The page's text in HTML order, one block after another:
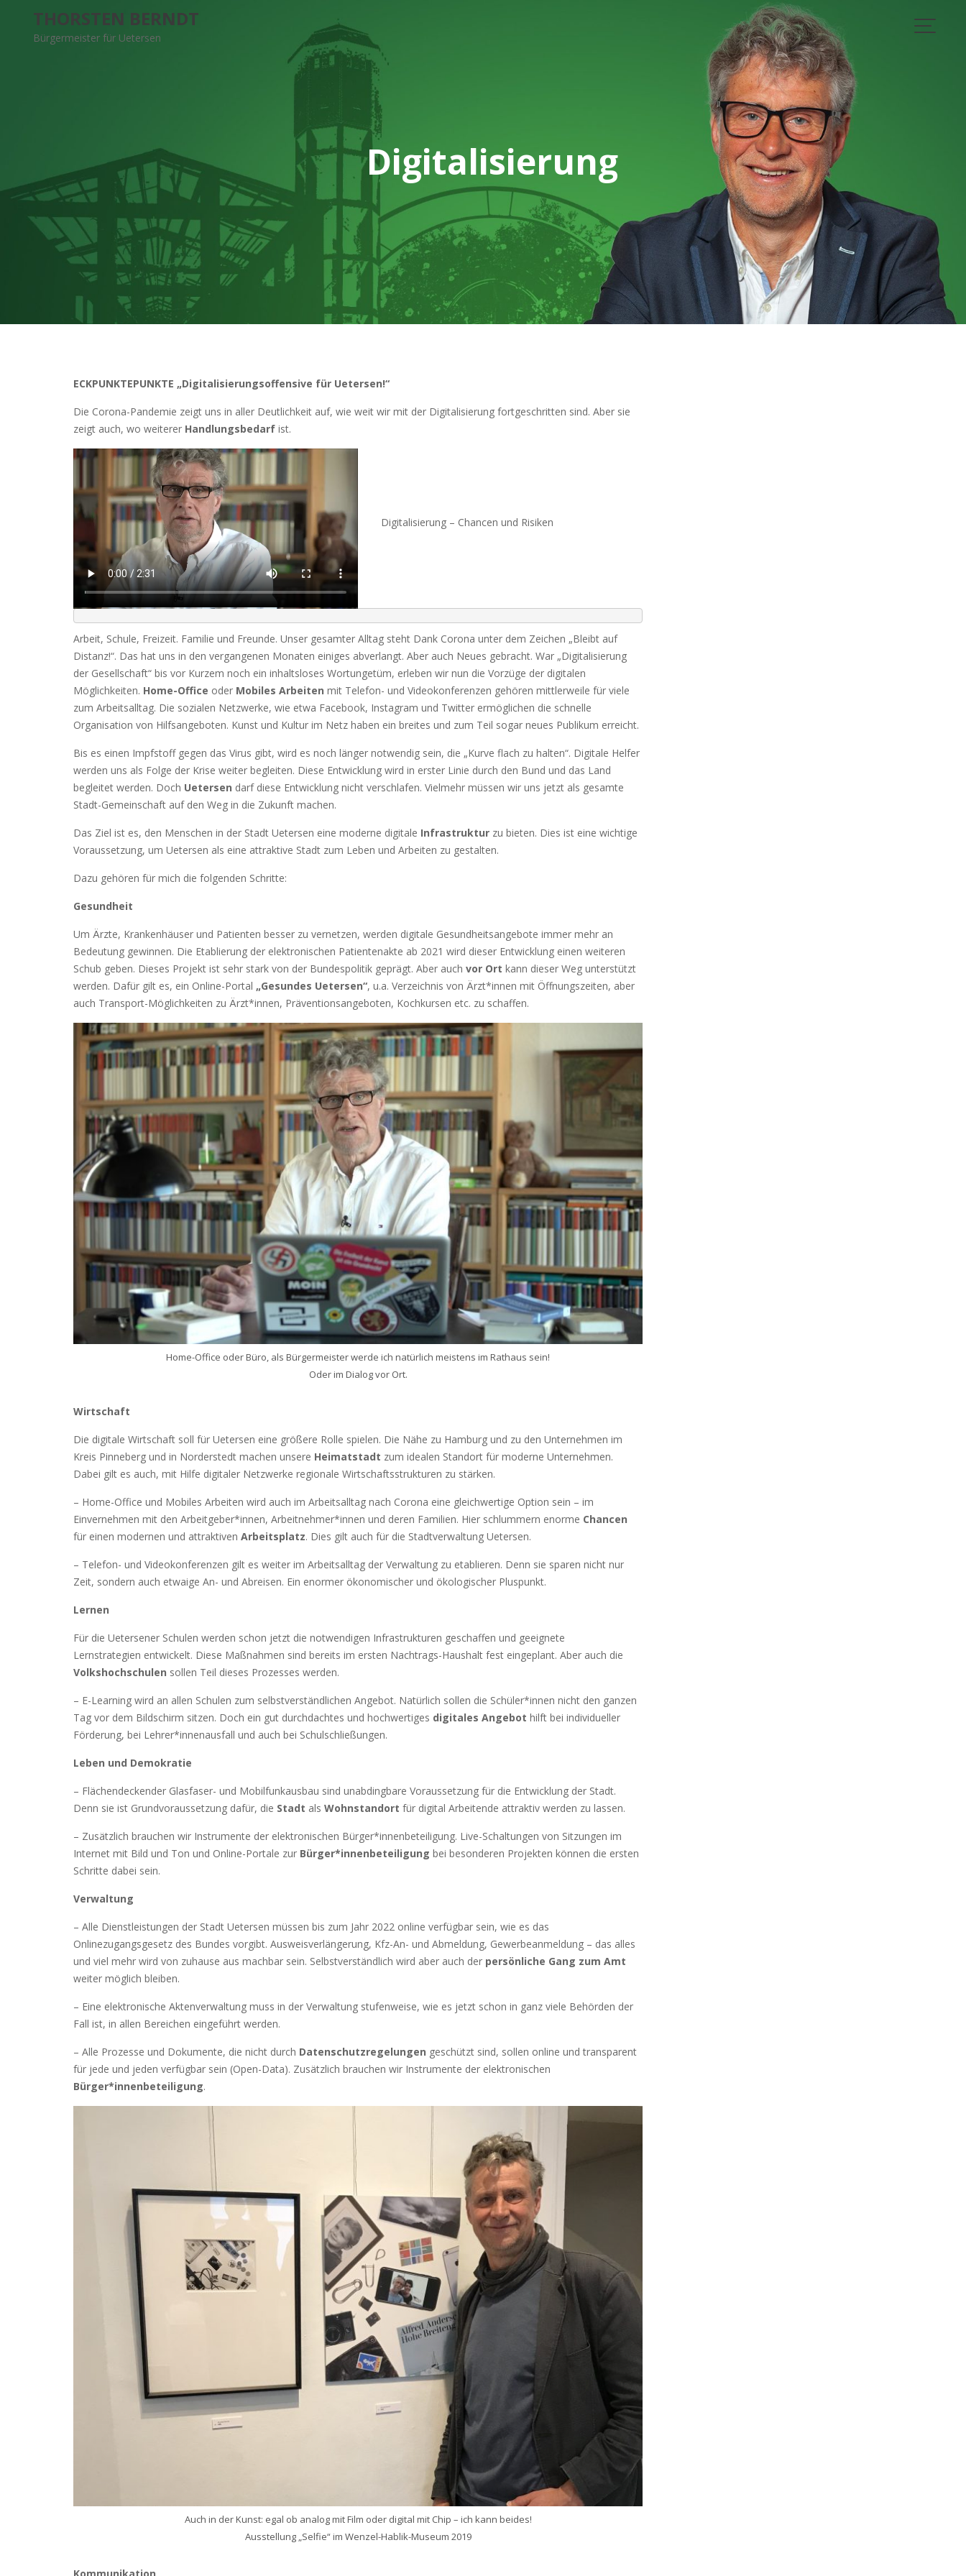
THORSTEN BERNDT
Bürgermeister für Uetersen
Digitalisierung
ECKPUNKTEPUNKTE „Digitalisierungsoffensive für Uetersen!“
Die Corona-Pandemie zeigt uns in aller Deutlichkeit auf, wie weit wir mit der Digitalisierung fortgeschritten sind. Aber sie
zeigt auch, wo weiterer Handlungsbedarf ist.
Digitalisierung – Chancen und Risiken
Arbeit, Schule, Freizeit. Familie und Freunde. Unser gesamter Alltag steht Dank Corona unter dem Zeichen „Bleibt auf
Distanz!“. Das hat uns in den vergangenen Monaten einiges abverlangt. Aber auch Neues gebracht. War „Digitalisierung
der Gesellschaft“ bis vor Kurzem noch ein inhaltsloses Wortungetüm, erleben wir nun die Vorzüge der digitalen
Möglichkeiten. Home-Office oder Mobiles Arbeiten mit Telefon- und Videokonferenzen gehören mittlerweile für viele
zum Arbeitsalltag. Die sozialen Netzwerke, wie etwa Facebook, Instagram und Twitter ermöglichen die schnelle
Organisation von Hilfsangeboten. Kunst und Kultur im Netz haben ein breites und zum Teil sogar neues Publikum erreicht.
Bis es einen Impfstoff gegen das Virus gibt, wird es noch länger notwendig sein, die „Kurve flach zu halten“. Digitale Helfer
werden uns als Folge der Krise weiter begleiten. Diese Entwicklung wird in erster Linie durch den Bund und das Land
begleitet werden. Doch Uetersen darf diese Entwicklung nicht verschlafen. Vielmehr müssen wir uns jetzt als gesamte
Stadt-Gemeinschaft auf den Weg in die Zukunft machen.
Das Ziel ist es, den Menschen in der Stadt Uetersen eine moderne digitale Infrastruktur zu bieten. Dies ist eine wichtige
Voraussetzung, um Uetersen als eine attraktive Stadt zum Leben und Arbeiten zu gestalten.
Dazu gehören für mich die folgenden Schritte:
Gesundheit
Um Ärzte, Krankenhäuser und Patienten besser zu vernetzen, werden digitale Gesundheitsangebote immer mehr an
Bedeutung gewinnen. Die Etablierung der elektronischen Patientenakte ab 2021 wird dieser Entwicklung einen weiteren
Schub geben. Dieses Projekt ist sehr stark von der Bundespolitik geprägt. Aber auch vor Ort kann dieser Weg unterstützt
werden. Dafür gilt es, ein Online-Portal „Gesundes Uetersen“, u.a. Verzeichnis von Ärzt*innen mit Öffnungszeiten, aber
auch Transport-Möglichkeiten zu Ärzt*innen, Präventionsangeboten, Kochkursen etc. zu schaffen.
Home-Office oder Büro, als Bürgermeister werde ich natürlich meistens im Rathaus sein!
Oder im Dialog vor Ort.
Wirtschaft
Die digitale Wirtschaft soll für Uetersen eine größere Rolle spielen. Die Nähe zu Hamburg und zu den Unternehmen im
Kreis Pinneberg und in Norderstedt machen unsere Heimatstadt zum idealen Standort für moderne Unternehmen.
Dabei gilt es auch, mit Hilfe digitaler Netzwerke regionale Wirtschaftsstrukturen zu stärken.
– Home-Office und Mobiles Arbeiten wird auch im Arbeitsalltag nach Corona eine gleichwertige Option sein – im
Einvernehmen mit den Arbeitgeber*innen, Arbeitnehmer*innen und deren Familien. Hier schlummern enorme Chancen
für einen modernen und attraktiven Arbeitsplatz. Dies gilt auch für die Stadtverwaltung Uetersen.
– Telefon- und Videokonferenzen gilt es weiter im Arbeitsalltag der Verwaltung zu etablieren. Denn sie sparen nicht nur
Zeit, sondern auch etwaige An- und Abreisen. Ein enormer ökonomischer und ökologischer Pluspunkt.
Lernen
Für die Uetersener Schulen werden schon jetzt die notwendigen Infrastrukturen geschaffen und geeignete
Lernstrategien entwickelt. Diese Maßnahmen sind bereits im ersten Nachtrags-Haushalt fest eingeplant. Aber auch die
Volkshochschulen sollen Teil dieses Prozesses werden.
– E-Learning wird an allen Schulen zum selbstverständlichen Angebot. Natürlich sollen die Schüler*innen nicht den ganzen
Tag vor dem Bildschirm sitzen. Doch ein gut durchdachtes und hochwertiges digitales Angebot hilft bei individueller
Förderung, bei Lehrer*innenausfall und auch bei Schulschließungen.
Leben und Demokratie
– Flächendeckender Glasfaser- und Mobilfunkausbau sind unabdingbare Voraussetzung für die Entwicklung der Stadt.
Denn sie ist Grundvoraussetzung dafür, die Stadt als Wohnstandort für digital Arbeitende attraktiv werden zu lassen.
– Zusätzlich brauchen wir Instrumente der elektronischen Bürger*innenbeteiligung. Live-Schaltungen von Sitzungen im
Internet mit Bild und Ton und Online-Portale zur Bürger*innenbeteiligung bei besonderen Projekten können die ersten
Schritte dabei sein.
Verwaltung
– Alle Dienstleistungen der Stadt Uetersen müssen bis zum Jahr 2022 online verfügbar sein, wie es das
Onlinezugangsgesetz des Bundes vorgibt. Ausweisverlängerung, Kfz-An- und Abmeldung, Gewerbeanmeldung – das alles
und viel mehr wird von zuhause aus machbar sein. Selbstverständlich wird aber auch der persönliche Gang zum Amt
weiter möglich bleiben.
– Eine elektronische Aktenverwaltung muss in der Verwaltung stufenweise, wie es jetzt schon in ganz viele Behörden der
Fall ist, in allen Bereichen eingeführt werden.
– Alle Prozesse und Dokumente, die nicht durch Datenschutzregelungen geschützt sind, sollen online und transparent
für jede und jeden verfügbar sein (Open-Data). Zusätzlich brauchen wir Instrumente der elektronischen
Bürger*innenbeteiligung.
Auch in der Kunst: egal ob analog mit Film oder digital mit Chip – ich kann beides!
Ausstellung „Selfie“ im Wenzel-Hablik-Museum 2019